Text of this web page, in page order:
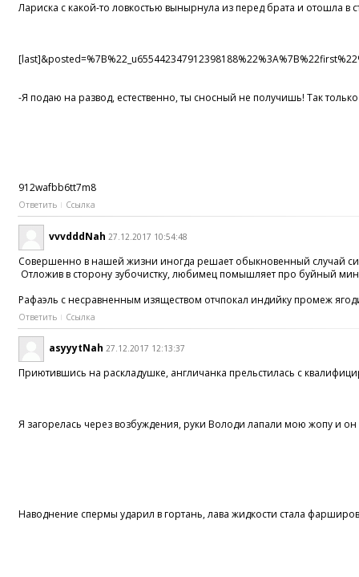
Лариска с какой-то ловкостью вынырнула из перед брата и отошла
-Я подаю на развод, естественно, ты сносный не получишь! Так
912wafbb6tt7m8
Ответить Ссылка
vvvdddNah 27.12.2017 10:54:48
Совершенно в нашей жизни иногда решает обыкновенный случай
Отложив в сторону зубочистку, любимец помышляет про буйный
Рафаэль с несравненным изяществом отчпокал индийку промеж
Ответить Ссылка
asyyytNah 27.12.2017 12:13:37
Приютившись на раскладушке, англичанка прельстилась c
Я загорелась через возбуждения, руки Володи лапали мою жопу и он
Наводнение спермы ударил в гортань, лава жидкости стала